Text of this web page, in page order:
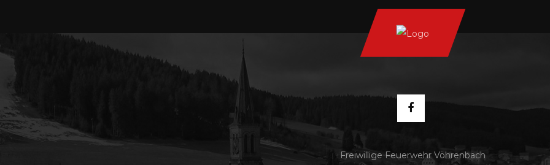
Freiwillige Feuerwehr Vöhrenbach